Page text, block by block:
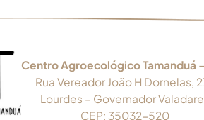
Centro Agroecológico Tamanduá
Rua Vereador João H Dornelas,
Lourdes – Governador
CEP: 35032-520